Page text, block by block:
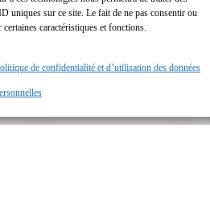
uniques sur ce site. Le fait de ne pas consentir ou
caractéristiques et fonctions.
de confidentialité et d’utilisation des données